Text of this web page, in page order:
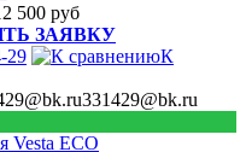
500 руб
ЗАЯВКУ
29
К
331429@bk.ru